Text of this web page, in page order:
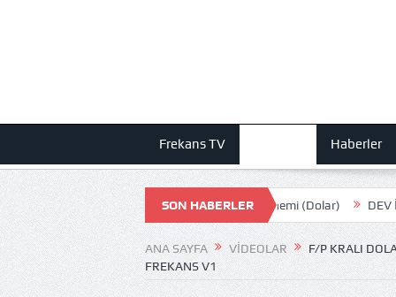
Frekans TV Haberler
SON HABERLER
Olmuş! STEAM Oyun fiyatları USD Dönemi (Dolar) DEV İŞLEMCİ
ANA SAYFA VIDEOLAR
F/P KRALI
FREKANS V1